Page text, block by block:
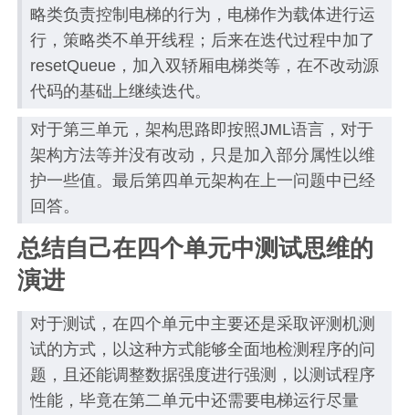
略类负责控制电梯的行为，电梯作为载体进行运
行，策略类不单开线程；后来在迭代过程中加了
resetQueue，加入双轿厢电梯类等，在不改动源
代码的基础上继续迭代。
对于第三单元，架构思路即按照JML语言，对于
架构方法等并没有改动，只是加入部分属性以维
护一些值。最后第四单元架构在上一问题中已经
回答。
总结自己在四个单元中测试思维的
演进
对于测试，在四个单元中主要还是采取评测机测
试的方式，以这种方式能够全面地检测程序的问
题，且还能调整数据强度进行强测，以测试程序
性能，毕竟在第二单元中还需要电梯运行尽量